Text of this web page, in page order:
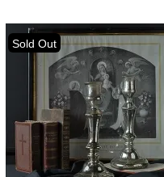
Sold Out